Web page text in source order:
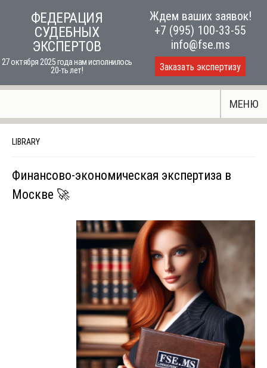
ФЕДЕРАЦИЯ
СУДЕБНЫХ
ЭКСПЕРТОВ
27 октября 2025 года нам исполнилось
20-ть лет!
Ждем ваших заявок!
+7 (995) 100-33-55
info@fse.ms
Заказать экспертизу
МЕНЮ
LIBRARY
Финансово-экономическая экспертиза в
Москве 🚀